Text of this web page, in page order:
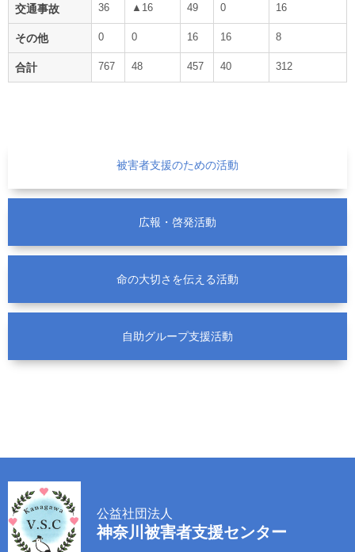
交通事故 36 ▲16 49 0 16
その他 0 0 16 16 8
合計 767 48 457 40 312
被害者支援のための活動
広報・啓発活動
命の大切さを伝える活動
自助グループ支援活動
公益社団法人
神奈川被害者支援センター